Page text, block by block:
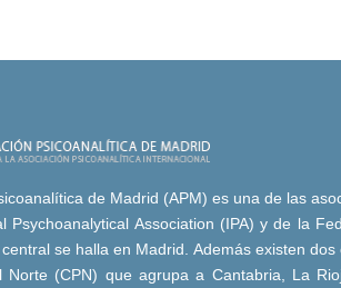
de Madrid (APM) es una de las
Psychoanalytical Association (IPA) y de la
se halla en Madrid. Además existen
Norte (CPN) que agrupa a Cantabria, La